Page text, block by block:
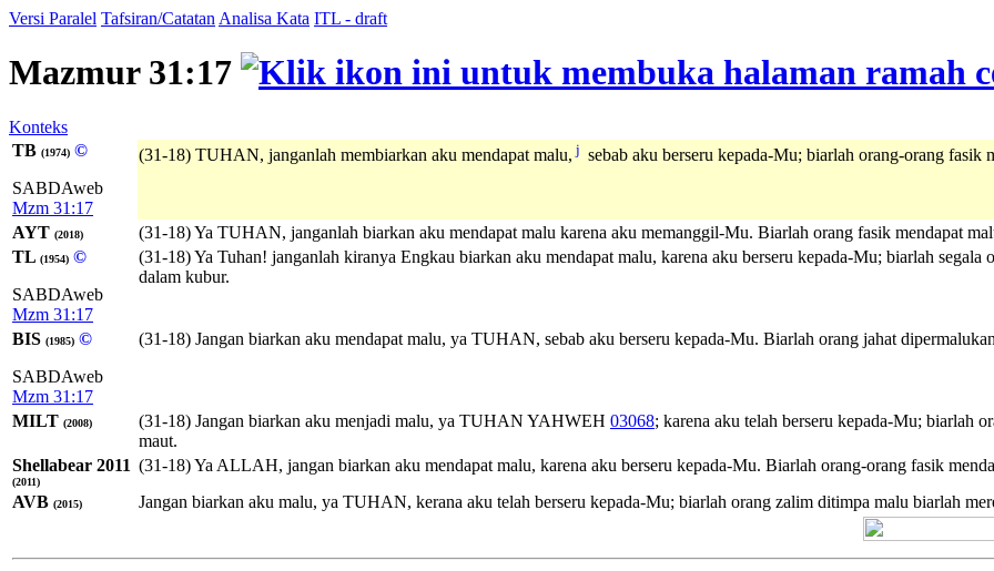
Versi Paralel Tafsiran/Catatan Analisa Kata ITL - draft
Mazmur 31:17
Konteks
TB (1974) ©
SABDAweb
Mzm 31:17
(31-18) TUHAN, janganlah membiarkan aku mendapat malu, j sebab aku berseru kepada-Mu; biarlah orang-orang
AYT (2018)
(31-18) Ya TUHAN, janganlah biarkan aku mendapat malu karena aku memanggil-Mu. Biarlah orang fasik mendapat
TL (1954) ©
SABDAweb
Mzm 31:17
(31-18) Ya Tuhan! janganlah kiranya Engkau biarkan aku mendapat malu, karena aku berseru kepada-Mu; biarlah
dalam kubur.
BIS (1985) ©
SABDAweb
Mzm 31:17
(31-18) Jangan biarkan aku mendapat malu, ya TUHAN, sebab aku berseru kepada-Mu. Biarlah orang jahat
MILT (2008) (31-18) Jangan biarkan aku menjadi malu, ya TUHAN YAHWEH 03068; karena aku telah berseru kepada-Mu; biarlah
maut.
Shellabear 2011
(2011)
(31-18) Ya ALLAH, jangan biarkan aku mendapat malu, karena aku berseru kepada-Mu. Biarlah orang-orang fasik
AVB (2015) Jangan biarkan aku malu, ya TUHAN, kerana aku telah berseru kepada-Mu; biarlah orang zalim ditimpa malu biarlah